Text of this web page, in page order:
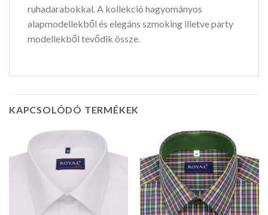
ruhadarabokkal. A kollekció hagyományos
alapmodellekből és elegáns szmoking illetve party
modellekből tevődik össze.
KAPCSOLÓDÓ TERMÉKEK